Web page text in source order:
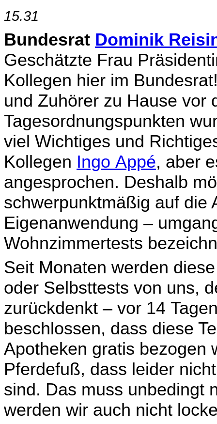
15.31
Bundesrat Dominik
Geschätzte Frau
Kollegen hier im
und Zuhörer zu Hause vor
Tagesordnungspunkten
viel Wichtiges und
Kollegen Ingo Appé, aber
angesprochen. Deshalb
schwerpunktmäßig auf die
Eigenanwendung –
Wohnzimmertests
Seit Monaten werden
oder Selbsttests von uns,
zurückdenkt – vor 14
beschlossen, dass diese
Apotheken gratis bezogen
Pferdefuß, dass leider
sind. Das muss unbedingt
werden wir auch nicht